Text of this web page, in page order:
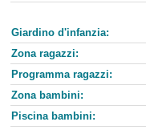
Giardino d'infanzia:
Zona ragazzi:
Programma ragazzi:
Zona bambini:
Piscina bambini: